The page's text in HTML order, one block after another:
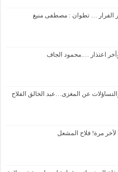
الفرار … تطوان : مصطفى منيغ
اعتذار ….محمود الجاف
عن المغزى…عبد الخالق الفلاح